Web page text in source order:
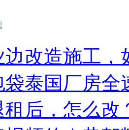
边改造施工，
袋泰国厂房全
租后，怎么改